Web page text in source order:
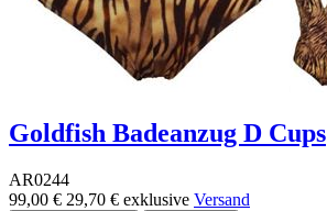
Goldfish Badeanzug D Cups
AR0244
99,00 € 29,70 € exklusive Versand